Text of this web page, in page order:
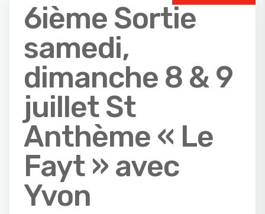
6ième Sortie
samedi,
dimanche 8 & 9
juillet St
Anthème « Le
Fayt » avec
Yvon